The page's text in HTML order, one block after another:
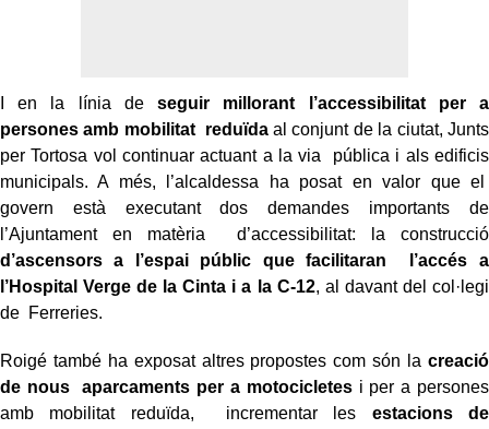
I en la línia deseguir millorant l’accessibilitat per a
persones amb mobilitat reduïda al conjunt de la ciutat, Junts
per Tortosa vol continuar actuant a la via pública i als edificis
municipals. A més, l’alcaldessa ha posat en valor que el
govern està executant dos demandes importants de
l’Ajuntament en matèria d’accessibilitat: la construcció
d’ascensors a l’espai públic que facilitaran l’accés a
l’Hospital Verge de la Cinta i a la C-12, al davant del col·legi
de Ferreries.
Roigé també ha exposat altres propostes com són la creació
de nous aparcaments per a motocicletes i per a persones
amb mobilitat reduïda, incrementar les estacions de